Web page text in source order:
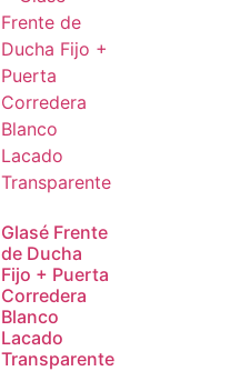
Glasé Frente
de Ducha
Fijo + Puerta
Corredera
Blanco
Lacado
Transparente